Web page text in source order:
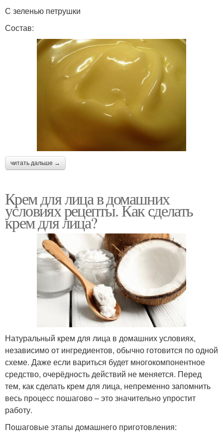
С зеленью петрушки
Состав:
читать дальше →
Крем для лица в домашних
условиях рецепты. Как сделать
крем для лица?
Натуральный крем для лица в домашних условиях,
независимо от ингредиентов, обычно готовится по одной
схеме. Даже если вариться будет многокомпонентное
средство, очерёдность действий не меняется. Перед
тем, как сделать крем для лица, непременно запомнить
весь процесс пошагово – это значительно упростит
работу.
Пошаговые этапы домашнего приготовления: